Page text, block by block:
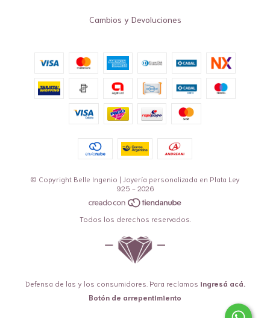
Cambios y Devoluciones
© Copyright Belle Ingenio | Joyería personalizada en Plata Ley
925 - 2026
Todos los derechos reservados.
Defensa de las y los consumidores. Para reclamos ingresá acá.
Botón de arrepentimiento